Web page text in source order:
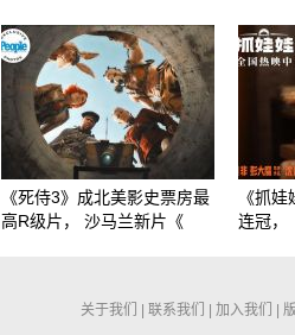
《死侍3》成北美影史票房最
高R级片， 沙马兰新片《
《抓
连冠，
关于我们 | 联系我们 | 加入我们 |